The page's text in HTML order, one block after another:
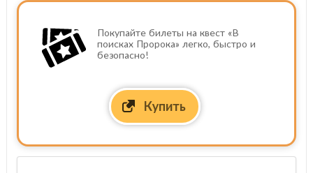
Покупайте билеты на квест «В
поисках Пророка» легко, быстро и
безопасно!
Купить